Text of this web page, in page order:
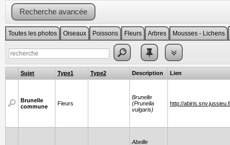
Recherche avancée
Toutes les photos Oiseaux Poissons Fleurs Arbres Mousses - Lichens
Sujet Type1 Type2 Description Lien
Brunelle
commune
Fleurs
Brunelle
(Prunella
vulgaris)
http://
Abeille